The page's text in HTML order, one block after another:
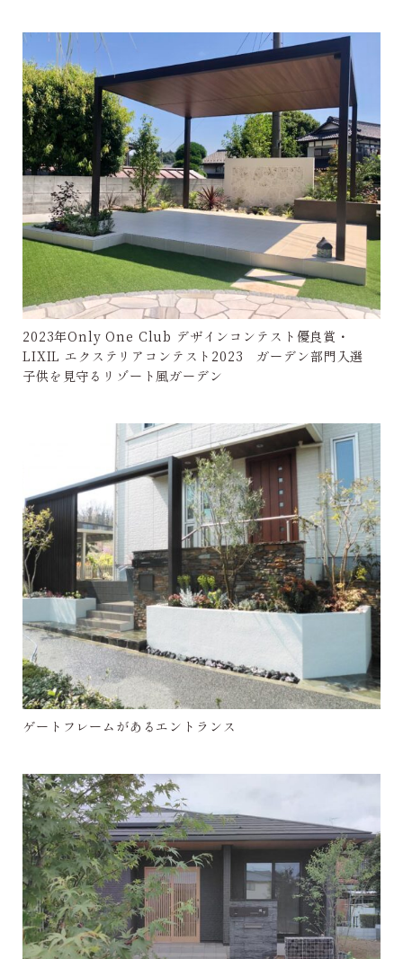
2023年Only One Club デザインコンテスト優良賞・
LIXIL エクステリアコンテスト2023 ガーデン部門入選
子供を見守るリゾート風ガーデン
ゲートフレームがあるエントランス